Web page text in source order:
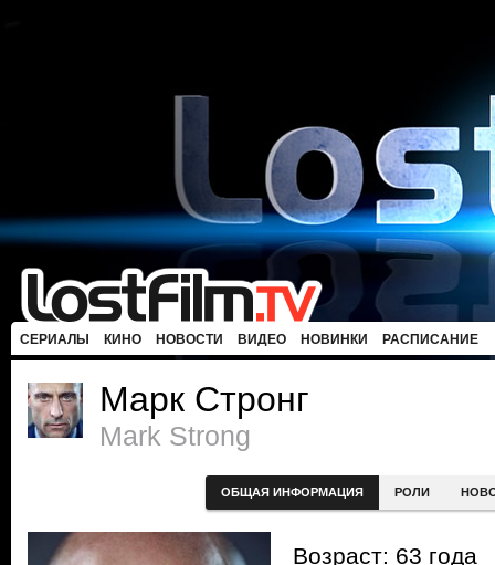
СЕРИАЛЫ КИНО НОВОСТИ ВИДЕО НОВИНКИ РАСПИСАНИЕ
Марк Стронг
Mark Strong
ОБЩАЯ ИНФОРМАЦИЯ РОЛИ
Возраст: 63 года